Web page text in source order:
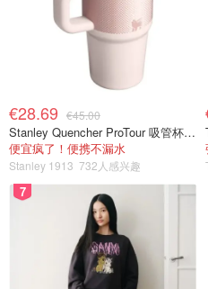
€28.69 €45.00
Stanley Quencher ProTour 吸管杯 0.59L
便宜疯了！便携不漏水
Stanley 1913 732人感兴趣
7